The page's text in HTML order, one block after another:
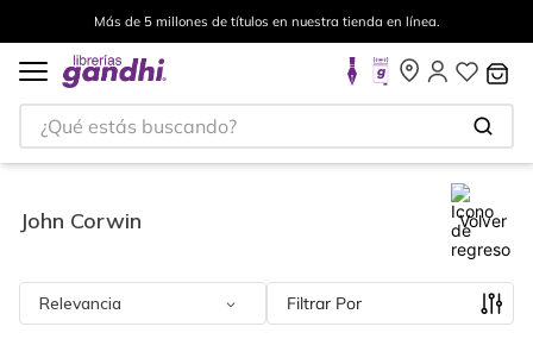
Más de 5 millones de títulos en nuestra tienda en línea.
¿Qué estás buscando?
John Corwin Volver
Relevancia Filtrar